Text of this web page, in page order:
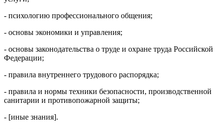
- психологию профессионального общения;
- основы экономики и управления;
- основы законодательства о труде и охране труда Российской
Федерации;
- правила внутреннего трудового распорядка;
- правила и нормы техники безопасности, производственной
санитарии и противопожарной защиты;
- [иные знания].